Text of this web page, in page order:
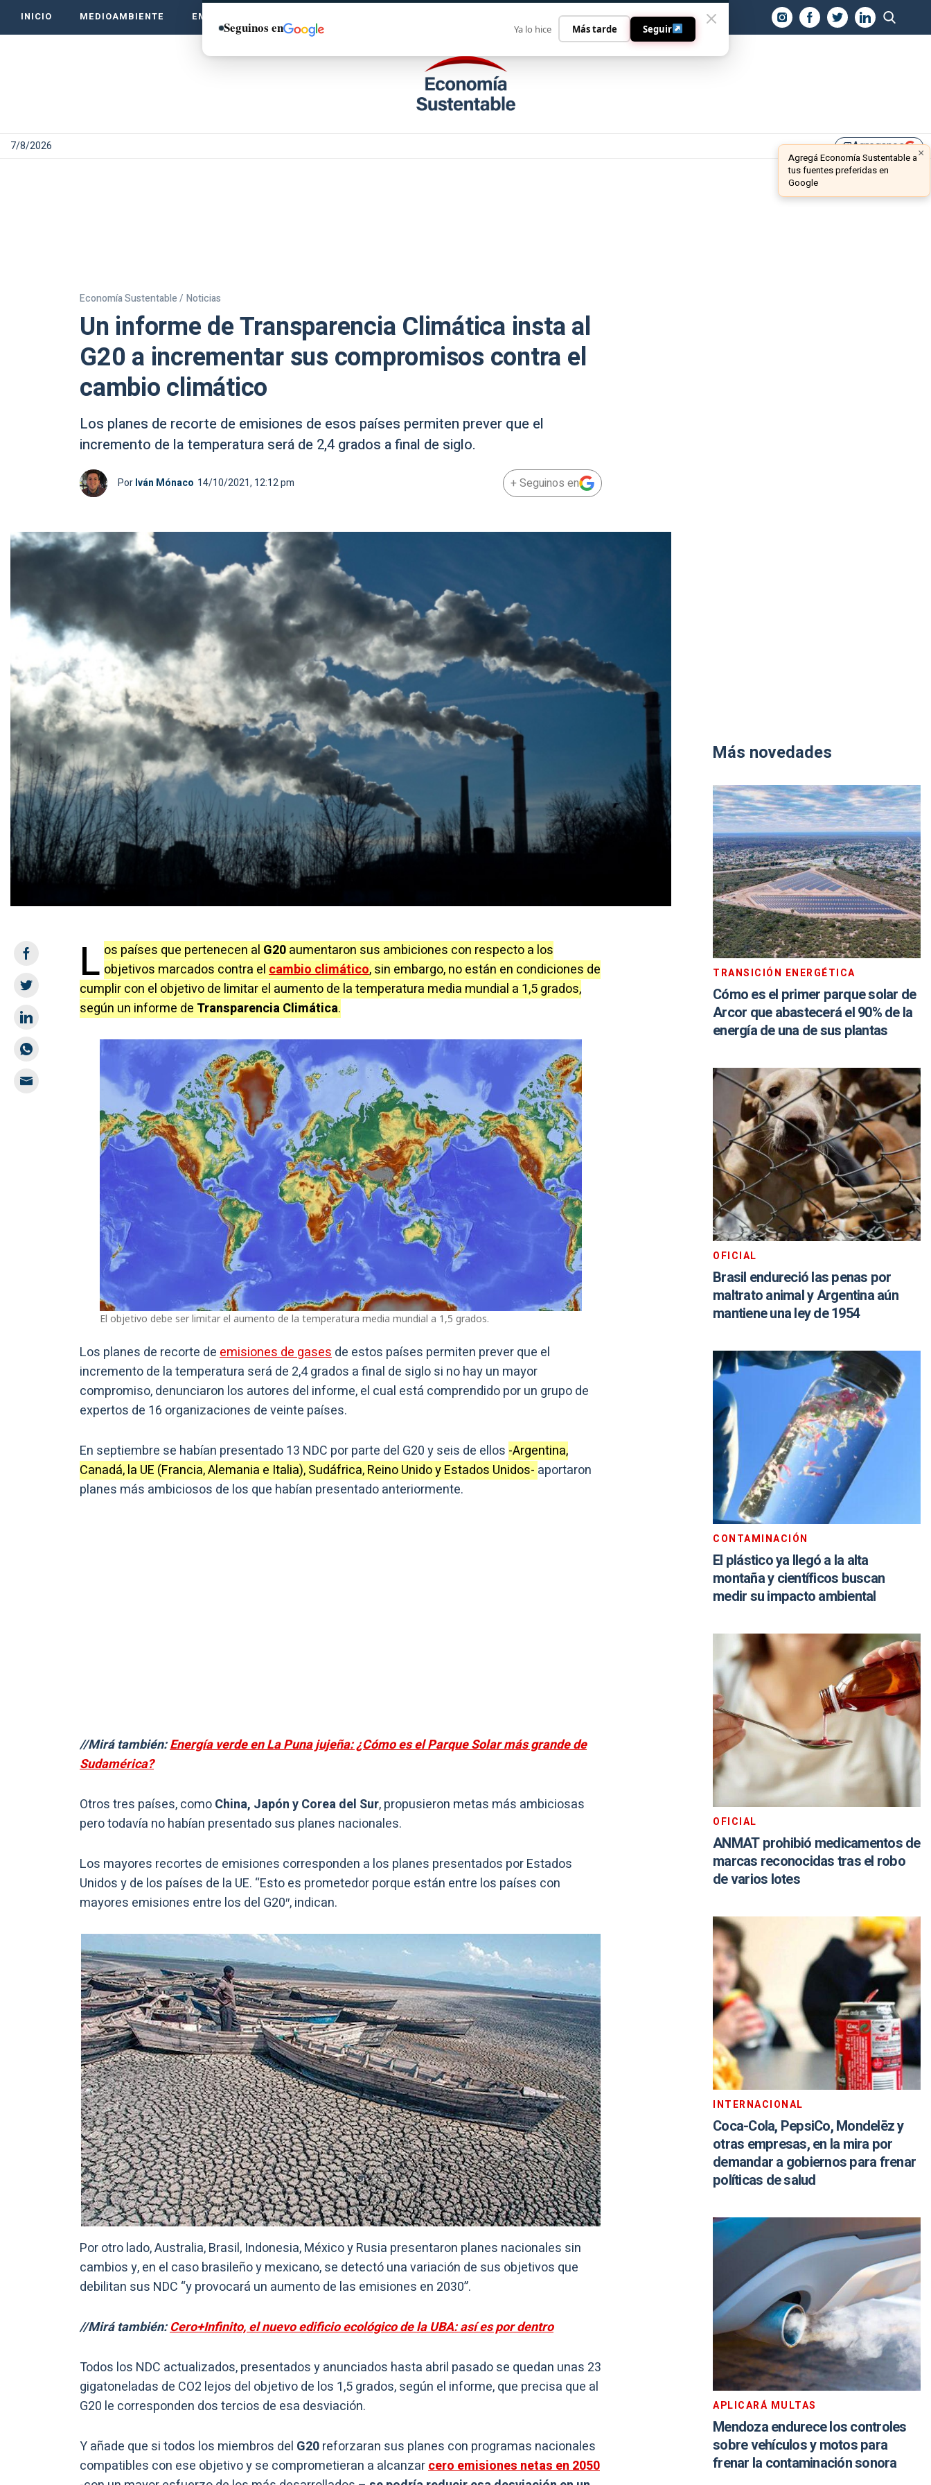
INICIO MEDIOAMBIENTE EMPRENDE VERDE CONTACTO
7/8/2026 library_addAgreganos ×
Agregá Economía Sustentable a
tus fuentes preferidas en
Google
Economía Sustentable / Noticias
Un informe de Transparencia Climática insta al
G20 a incrementar sus compromisos contra el
cambio climático
Los planes de recorte de emisiones de esos países permiten prever que el
incremento de la temperatura será de 2,4 grados a final de siglo.
PorIván Mónaco 14/10/2021, 12:12 pm + Seguinos en
L os países que pertenecen al G20aumentaron sus ambiciones con respecto a los
objetivos marcados contra elcambio climático, sin embargo, no están en condiciones de
cumplir con el objetivo de limitar el aumento de la temperatura media mundial a 1,5 grados,
según un informe de Transparencia Climática.
El objetivo debe ser limitar el aumento de la temperatura media mundial a 1,5 grados.
Los planes de recorte deemisiones de gasesde estos países permiten prever que el
incremento de la temperatura será de 2,4 grados a final de siglo si no hay un mayor
compromiso, denunciaron los autores del informe, el cual está comprendido por un grupo de
expertos de 16 organizaciones de veinte países.
En septiembre se habían presentado 13 NDC por parte del G20 y seis de ellos -Argentina,
Canadá, la UE (Francia, Alemania e Italia), Sudáfrica, Reino Unido y Estados Unidos- aportaron
planes más ambiciosos de los que habían presentado anteriormente.
//Mirá también:Energía verde en La Puna jujeña: ¿Cómo es el Parque Solar más grande de
Sudamérica?
Otros tres países, comoChina, Japón y Corea del Sur, propusieron metas más ambiciosas
pero todavía no habían presentado sus planes nacionales.
Los mayores recortes de emisiones corresponden a los planes presentados por Estados
Unidos y de los países de la UE. “Esto es prometedor porque están entre los países con
mayores emisiones entre los del G20″, indican.
Por otro lado, Australia, Brasil, Indonesia, México y Rusia presentaron planes nacionales sin
cambios y, en el caso brasileño y mexicano, se detectó una variación de sus objetivos que
debilitan sus NDC “y provocará un aumento de las emisiones en 2030”.
//Mirá también:Cero+Infinito, el nuevo edificio ecológico de la UBA: así es por dentro
Todos los NDC actualizados, presentados y anunciados hasta abril pasado se quedan unas 23
gigatoneladas de CO2 lejos del objetivo de los 1,5 grados, según el informe, que precisa que al
G20 le corresponden dos tercios de esa desviación.
Y añade que si todos los miembros del G20reforzaran sus planes con programas nacionales
compatibles con ese objetivo y se comprometieran a alcanzarcero emisiones netas en 2050
Más novedades
TRANSICIÓN ENERGÉTICA
Cómo es el primer parque solar de
Arcor que abastecerá el 90% de la
energía de una de sus plantas
OFICIAL
Brasil endureció las penas por
maltrato animal y Argentina aún
mantiene una ley de 1954
CONTAMINACIÓN
El plástico ya llegó a la alta
montaña y científicos buscan
medir su impacto ambiental
OFICIAL
ANMAT prohibió medicamentos de
marcas reconocidas tras el robo
de varios lotes
INTERNACIONAL
Coca-Cola, PepsiCo, Mondelēz y
otras empresas, en la mira por
demandar a gobiernos para frenar
políticas de salud
APLICARÁ MULTAS
Mendoza endurece los controles
sobre vehículos y motos para
frenar la contaminación sonora
Seguinos en Ya lo hice Más tarde Seguir